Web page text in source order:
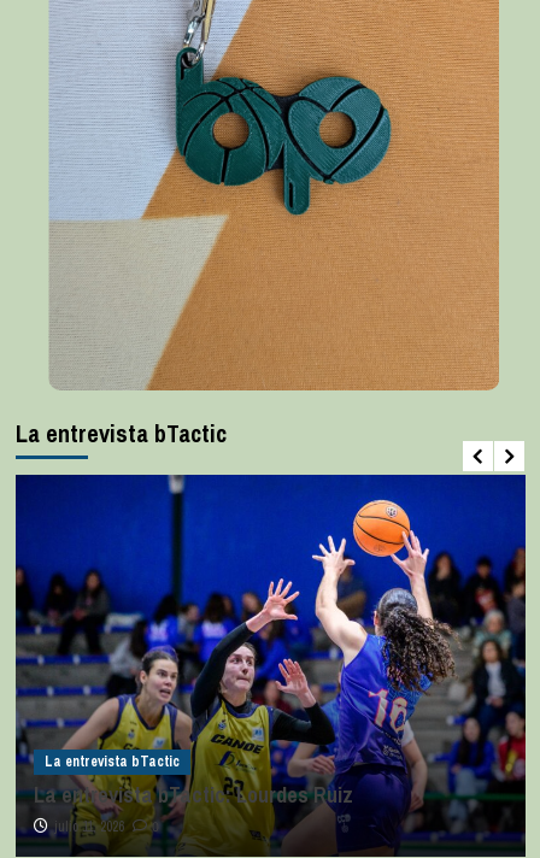
La entrevista bTactic
La entrevista bTactic
La entrevista bTactic: Lourdes Ruiz
julio 11, 2026 0